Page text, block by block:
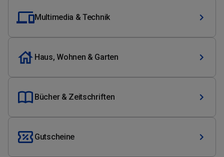
Multimedia & Technik
Haus, Wohnen & Garten
Bücher & Zeitschriften
Gutscheine